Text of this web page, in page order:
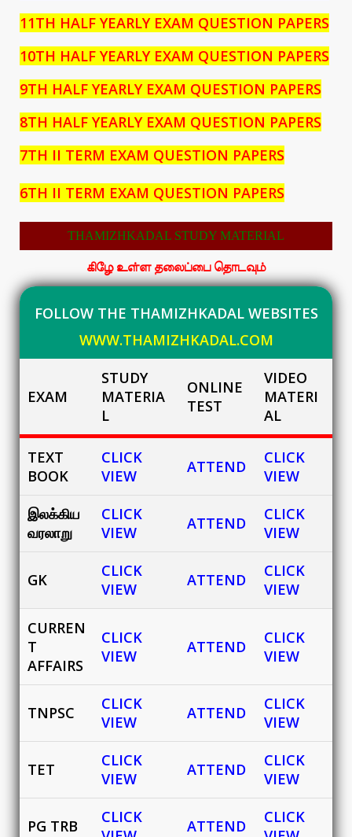
11TH HALF YEARLY EXAM QUESTION PAPERS
10TH HALF YEARLY EXAM QUESTION PAPERS
9TH HALF YEARLY EXAM QUESTION PAPERS
8TH HALF YEARLY EXAM QUESTION PAPERS
7TH II TERM EXAM QUESTION PAPERS
6TH II TERM EXAM QUESTION PAPERS
THAMIZHKADAL STUDY MATERIAL
கிழே உள்ள தலைப்பை தொடவும்
FOLLOW THE THAMIZHKADAL WEBSITES
WWW.THAMIZHKADAL.COM
EXAM
STUDY
MATERIA
L
ONLINE
TEST
VIDEO
MATERI
AL
TEXT
BOOK
CLICK
VIEW
ATTEND
CLICK
VIEW
இலக்கிய
வரலாறு
CLICK
VIEW
ATTEND
CLICK
VIEW
GK
CLICK
VIEW
ATTEND
CLICK
VIEW
CURREN
T
AFFAIRS
CLICK
VIEW
ATTEND
CLICK
VIEW
TNPSC
CLICK
VIEW
ATTEND
CLICK
VIEW
TET
CLICK
VIEW
ATTEND
CLICK
VIEW
PG TRB
CLICK
ATTEND
CLICK